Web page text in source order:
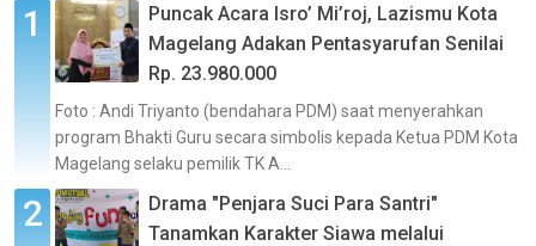
Puncak Acara Isro’ Mi’roj, Lazismu Kota
Magelang Adakan Pentasyarufan Senilai
Rp. 23.980.000
Foto : Andi Triyanto (bendahara PDM) saat menyerahkan
program Bhakti Guru secara simbolis kepada Ketua PDM Kota
Magelang selaku pemilik TK A...
Drama "Penjara Suci Para Santri"
Tanamkan Karakter Siawa melalui